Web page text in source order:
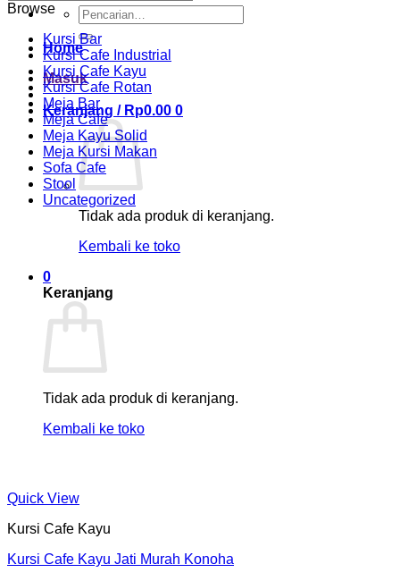
Pencarian
untuk:
Home
Masuk
Keranjang / Rp0.00 0
Tidak ada produk di keranjang.
Kembali ke toko
0
Keranjang
Tidak ada produk di keranjang.
Kembali ke toko
Browse
Kursi Bar
Kursi Cafe Industrial
Kursi Cafe Kayu
Kursi Cafe Rotan
Meja Bar
Meja Cafe
Meja Kayu Solid
Meja Kursi Makan
Sofa Cafe
Stool
Uncategorized
Quick View
Kursi Cafe Kayu
Kursi Cafe Kayu Jati Murah Konoha